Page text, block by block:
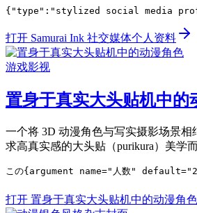
{"type":"stylized social media
打开 Samurai Ink 社交媒体个人资料
游戏影视
置身于真实大头贴机中的
一个将 3D 动漫角色与写实摄影场景相
求高真实感的大头贴（purikura）美学而
この{argument name="人数" default="2人
打开 置身于真实大头贴机中的动漫角色